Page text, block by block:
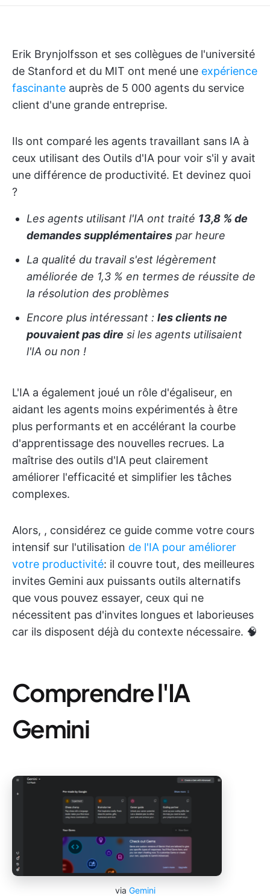
Erik Brynjolfsson et ses collègues de l'université
de Stanford et du MIT ont mené une expérience
fascinante auprès de 5 000 agents du service
client d'une grande entreprise.
Ils ont comparé les agents travaillant sans IA à
ceux utilisant des Outils d'IA pour voir s'il y avait
une différence de productivité. Et devinez quoi
?
Les agents utilisant l'IA ont traité 13,8 % de
demandes supplémentaires par heure
La qualité du travail s'est légèrement
améliorée de 1,3 % en termes de réussite de
la résolution des problèmes
Encore plus intéressant : les clients ne
pouvaient pas dire si les agents utilisaient
l'IA ou non !
L'IA a également joué un rôle d'égaliseur, en
aidant les agents moins expérimentés à être
plus performants et en accélérant la courbe
d'apprentissage des nouvelles recrues. La
maîtrise des outils d'IA peut clairement
améliorer l'efficacité et simplifier les tâches
complexes.
Alors, , considérez ce guide comme votre cours
intensif sur l'utilisation de l'IA pour améliorer
votre productivité: il couvre tout, des meilleures
invites Gemini aux puissants outils alternatifs
que vous pouvez essayer, ceux qui ne
nécessitent pas d'invites longues et laborieuses
car ils disposent déjà du contexte nécessaire. 🧠
Comprendre l'IA
Gemini
via Gemini